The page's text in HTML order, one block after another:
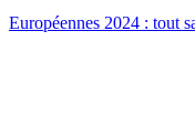
Européennes 2024 : tout